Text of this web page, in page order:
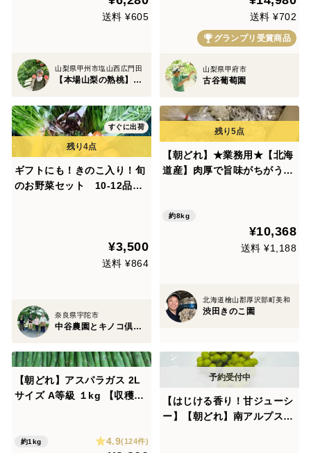
送料 ¥605
山梨県甲州市塩山西広門田
【本場山梨の熟桃】北井桃園～ぴ～ち姫の桃畑～
【家庭用・ギフト用】【贈答
用】8月中旬予約
送料 ¥702
グランプリ受賞商品
山梨県甲府市
古谷葡萄園
すぐに出荷
ギフトにも！きのこ入り！旬
のお野菜セット 10-12品目
¥3,500
送料 ¥864
奈良県宇陀市
中谷農園とキノコ倶楽部
【朝どれ】★業務用★【北海
道産】肉厚で旨味がちがう！
用！
約8kg
¥10,368
送料 ¥1,188
北海道檜山郡厚沢部町美和
渋田きのこ園
【朝どれ】アスパラガス 2L
サイズ A等級 １kg 【収穫当
約1kg 4.9(124件)
【はじける香り！甘ジューシ
ー】【朝どれ】南アルプス産